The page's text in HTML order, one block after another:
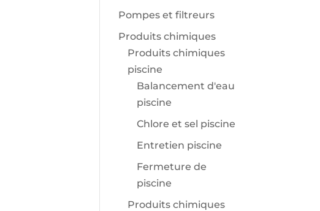
Pompes et filtreurs
Produits chimiques
Produits chimiques
piscine
Balancement d'eau
piscine
Chlore et sel piscine
Entretien piscine
Fermeture de
piscine
Produits chimiques